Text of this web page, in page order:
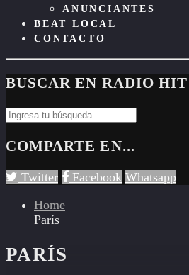
ANUNCIANTES
BEAT LOCAL
CONTACTO
BUSCAR EN RADIO HIT
COMPARTE EN...
Twitter Facebook Whatsapp
Home
París
PARÍS